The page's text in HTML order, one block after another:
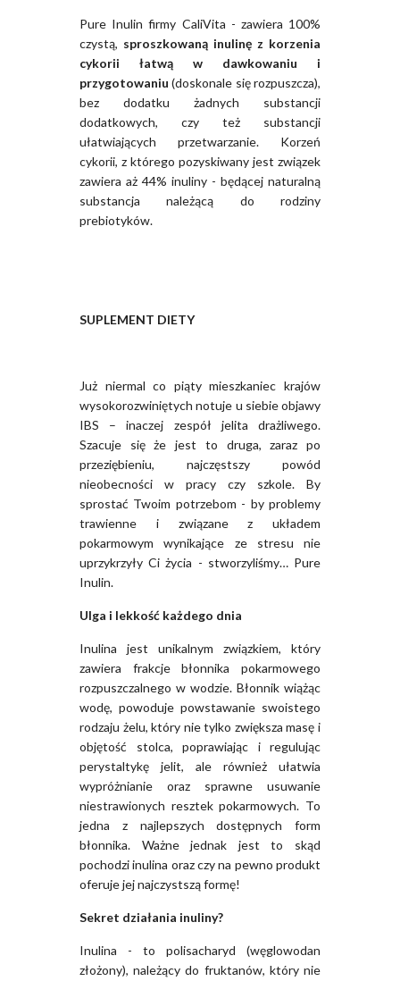
Pure Inulin firmy CaliVita - zawiera 100%
czystą, sproszkowaną inulinę z korzenia
cykorii łatwą w dawkowaniu i
przygotowaniu (doskonale się rozpuszcza),
bez dodatku żadnych substancji
dodatkowych, czy też substancji
ułatwiających przetwarzanie. Korzeń
cykorii, z którego pozyskiwany jest związek
zawiera aż 44% inuliny - będącej naturalną
substancja należącą do rodziny
prebiotyków.
SUPLEMENT DIETY
Już niermal co piąty mieszkaniec krajów
wysokorozwiniętych notuje u siebie objawy
IBS – inaczej zespół jelita drażliwego.
Szacuje się że jest to druga, zaraz po
przeziębieniu, najczęstszy powód
nieobecności w pracy czy szkole. By
sprostać Twoim potrzebom - by problemy
trawienne i związane z układem
pokarmowym wynikające ze stresu nie
uprzykrzyły Ci życia - stworzyliśmy… Pure
Inulin.
Ulga i lekkość każdego dnia
Inulina jest unikalnym związkiem, który
zawiera frakcje błonnika pokarmowego
rozpuszczalnego w wodzie. Błonnik wiążąc
wodę, powoduje powstawanie swoistego
rodzaju żelu, który nie tylko zwiększa masę i
objętość stolca, poprawiając i regulując
perystaltykę jelit, ale również ułatwia
wypróżnianie oraz sprawne usuwanie
niestrawionych resztek pokarmowych. To
jedna z najlepszych dostępnych form
błonnika. Ważne jednak jest to skąd
pochodzi inulina oraz czy na pewno produkt
oferuje jej najczystszą formę!
Sekret działania inuliny?
Inulina - to polisacharyd (węglowodan
złożony), należący do fruktanów, który nie